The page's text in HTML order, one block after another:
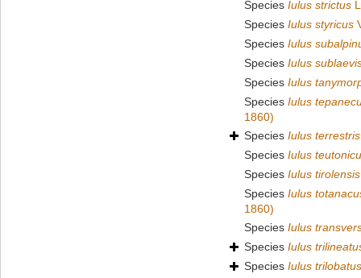
Species Iulus strictus
Species Iulus styricus
Species Iulus
Species Iulus
Species Iulus
Species Iulus
1860)
Species Iulus terrestris
Species Iulus
Species Iulus tirolensis
Species Iulus
1860)
Species Iulus
Species Iulus
Species Iulus trilobatus